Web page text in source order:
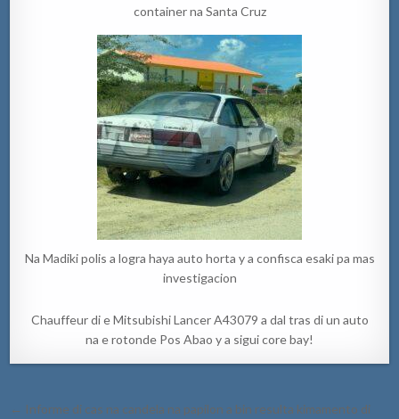
container na Santa Cruz
Na Madiki polis a logra haya auto horta y a confisca esaki pa mas
investigacion
Chauffeur di e Mitsubishi Lancer A43079 a dal tras di un auto
na e rotonde Pos Abao y a sigui core bay!
Post
← Informe di cas na candela na papilon a bin resulta kimamento di